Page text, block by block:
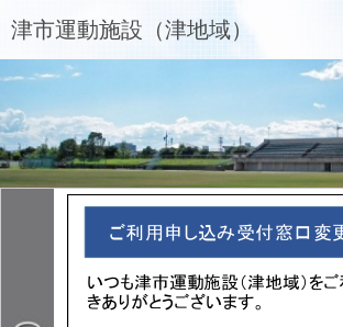
津市運動施設（津地域）